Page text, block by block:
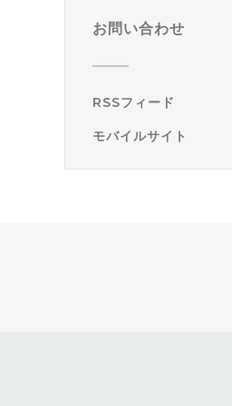
お問い合わせ
RSSフィード
モバイルサイト